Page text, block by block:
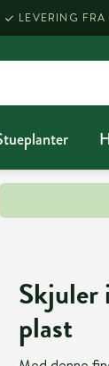
LEVERING
plast